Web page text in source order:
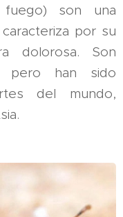
son una
por su
dolorosa. Son
pero han sido
del mundo,